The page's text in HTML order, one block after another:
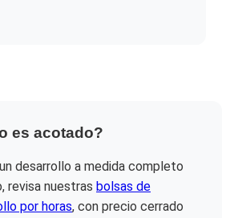
es acotado?
desarrollo a medida completo
revisa nuestras bolsas de
por horas, con precio cerrado